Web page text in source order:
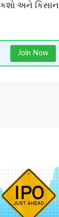
અને કિસાન
Join Now